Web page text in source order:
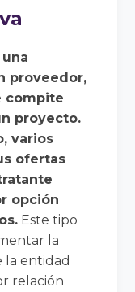
proveedor,
compite
proyecto.
varios
ofertas
opción
Este tipo
la
la entidad
relación